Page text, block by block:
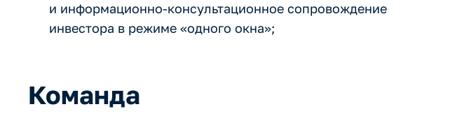
и информационно-консультационное сопровождение
инвестора в режиме «одного окна»;
Команда